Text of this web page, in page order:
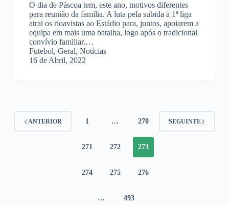
O dia de Páscoa tem, este ano, motivos diferentes
para reunião da família. A luta pela subida à 1ª liga
atrai os rioavistas ao Estádio para, juntos, apoiarem a
equipa em mais uma batalha, logo após o tradicional
convívio familiar.…
Futebol, Geral, Notícias
16 de Abril, 2022
ANTERIOR 1 … 270
271 272 273
274 275 276
… 493
SEGUINTE